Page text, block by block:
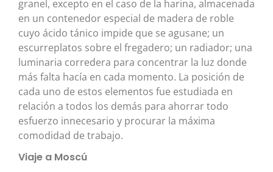
granel, excepto en el caso de la harina, almacenada
en un contenedor especial de madera de roble
cuyo ácido tánico impide que se agusane; un
escurreplatos sobre el fregadero; un radiador; una
luminaria corredera para concentrar la luz donde
más falta hacía en cada momento. La posición de
cada uno de estos elementos fue estudiada en
relación a todos los demás para ahorrar todo
esfuerzo innecesario y procurar la máxima
comodidad de trabajo.
Viaje a Moscú